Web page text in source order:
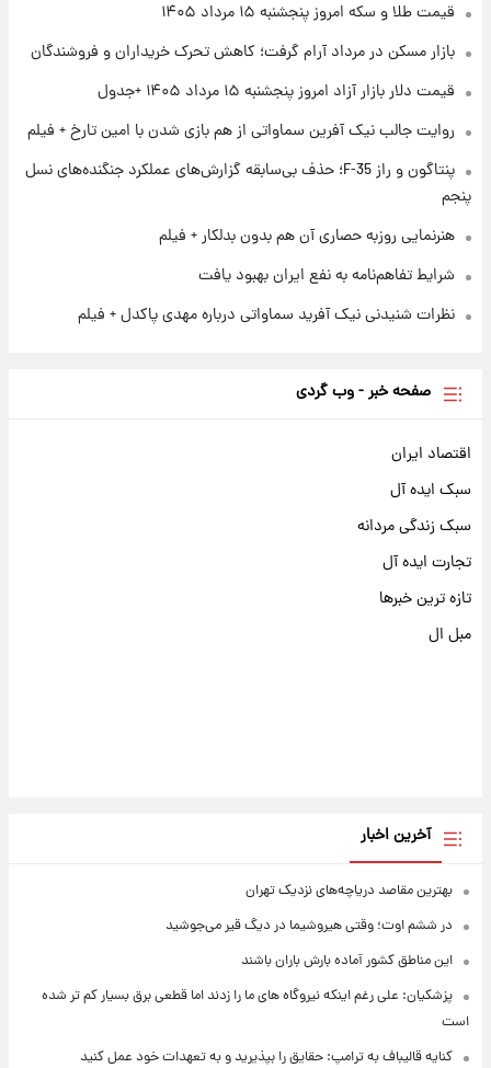
۱ روز پیش
نام خودرو، مبلغ پیش پرداخت و زمان تحویل |
سود مشارکت چند درصد است؟
قیمت طلا و سکه امروز پنجشنبه ۱۵ مرداد ۱۴۰۵
بازار مسکن در مرداد آرام گرفت؛ کاهش تحرک خریداران و فروشندگان
قیمت دلار بازار آزاد امروز پنجشنبه ۱۵ مرداد ۱۴۰۵ +جدول
روایت جالب نیک آفرین سماواتی از هم بازی شدن با امین تارخ + فیلم
پنتاگون و راز F-35؛ حذف بی‌سابقه گزارش‌های عملکرد جنگنده‌های نسل
پنجم
هنرنمایی روزبه حصاری آن هم بدون بدلکار + فیلم
شرایط تفاهم‌نامه به نفع ایران بهبود یافت
نظرات شنیدنی نیک آفرید سماواتی درباره مهدی پاکدل + فیلم
صفحه خبر - وب گردی
اقتصاد ایران
سبک ایده آل
سبک زندگی مردانه
تجارت ایده آل
تازه ترین خبرها
مبل ال
آخرین اخبار
بهترین مقاصد دریاچه‌های نزدیک تهران
در ششم اوت؛ وقتی هیروشیما در دیگ قیر می‌جوشید
این مناطق کشور آماده بارش باران باشند
پزشکیان: علی رغم اینکه نیروگاه های ما را زدند اما قطعی برق بسیار کم تر شده
است
کنایه قالیباف به ترامپ: حقایق را بپذیرید و به تعهدات خود عمل کنید